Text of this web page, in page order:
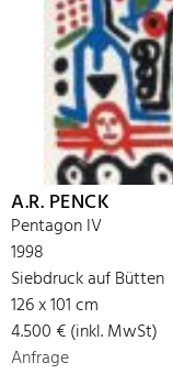
A.R. PENCK
Pentagon IV
1998
Siebdruck auf Bütten
126 x 101 cm
4.500 € (inkl. MwSt)
Anfrage